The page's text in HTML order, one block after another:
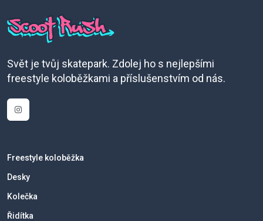
Svět je tvůj skatepark. Zdolej ho s nejlepšími
freestyle koloběžkami a příslušenstvím od nás.
Freestyle koloběžka
Desky
Kolečka
Řidítka